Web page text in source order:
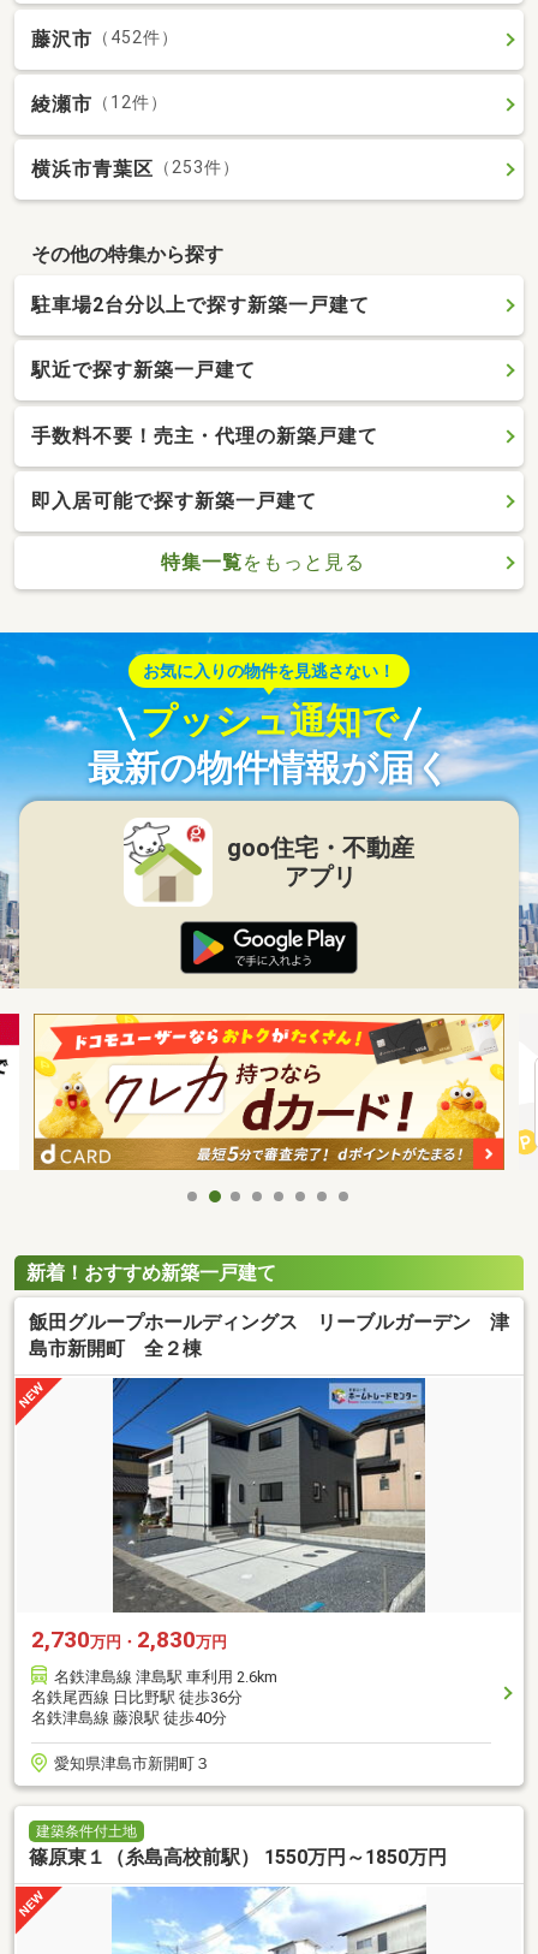
藤沢市 （452件）
綾瀬市 （12件）
横浜市青葉区 （253件）
その他の特集から探す
駐車場2台分以上で探す新築一戸建て
駅近で探す新築一戸建て
手数料不要！売主・代理の新築戸建て
即入居可能で探す新築一戸建て
特集一覧をもっと見る
お気に入りの物件を見逃さない！
プッシュ通知で
最新の物件情報が届く
goo住宅・不動産
アプリ
新着！おすすめ新築一戸建て
飯田グループホールディングス リーブルガーデン 津
島市新開町 全２棟
2,730万円・ 2,830万円
名鉄津島線 津島駅 車利用 2.6km
名鉄尾西線 日比野駅 徒歩36分
名鉄津島線 藤浪駅 徒歩40分
愛知県津島市新開町３
建築条件付土地
篠原東１（糸島高校前駅） 1550万円～1850万円